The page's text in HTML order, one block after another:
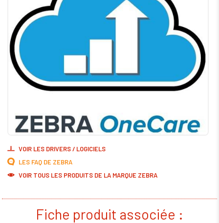
VOIR LES DRIVERS / LOGICIELS
LES FAQ DE ZEBRA
VOIR TOUS LES PRODUITS DE LA MARQUE ZEBRA
Fiche produit associée :